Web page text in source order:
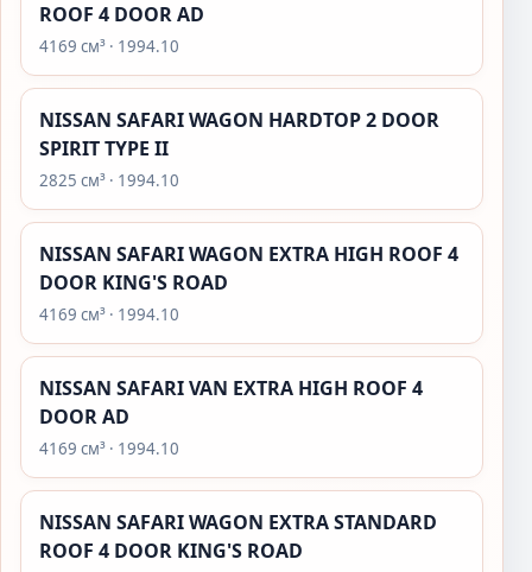
ROOF 4 DOOR AD
4169 см³ · 1994.10
NISSAN SAFARI WAGON HARDTOP 2 DOOR
SPIRIT TYPE II
2825 см³ · 1994.10
NISSAN SAFARI WAGON EXTRA HIGH ROOF 4
DOOR KING'S ROAD
4169 см³ · 1994.10
NISSAN SAFARI VAN EXTRA HIGH ROOF 4
DOOR AD
4169 см³ · 1994.10
NISSAN SAFARI WAGON EXTRA STANDARD
ROOF 4 DOOR KING'S ROAD